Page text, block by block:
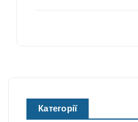
Категорії